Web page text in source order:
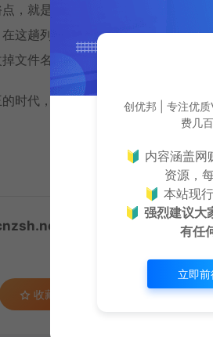
，就是利用信息差来赚钱。之前的
这趟列车上载有很多资源，也在
文件名都可以，打开思路引流就能
时代，就需要你花更多的时间，去
cyxm
收藏 (0) 打赏
创优邦 | 专注优
费几
🔰 内容涵盖网
资源，
🔰 本站现
🔰 强烈建议大
有任
立即前